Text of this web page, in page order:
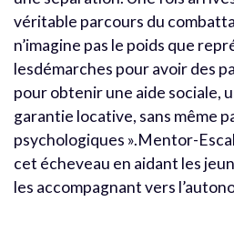
véritable parcours du
n’imagine pas le poids que
lesdémarches pour avoir des
pour obtenir une aide sociale,
garantie locative, sans même
psychologiques ».Mentor-
cet écheveau en aidant les
les accompagnant vers